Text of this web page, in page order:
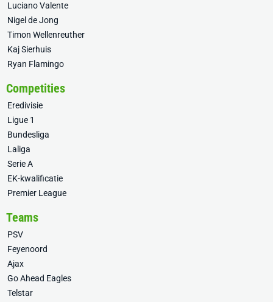
Luciano Valente
Nigel de Jong
Timon Wellenreuther
Kaj Sierhuis
Ryan Flamingo
Competities
Eredivisie
Ligue 1
Bundesliga
Laliga
Serie A
EK-kwalificatie
Premier League
Teams
PSV
Feyenoord
Ajax
Go Ahead Eagles
Telstar